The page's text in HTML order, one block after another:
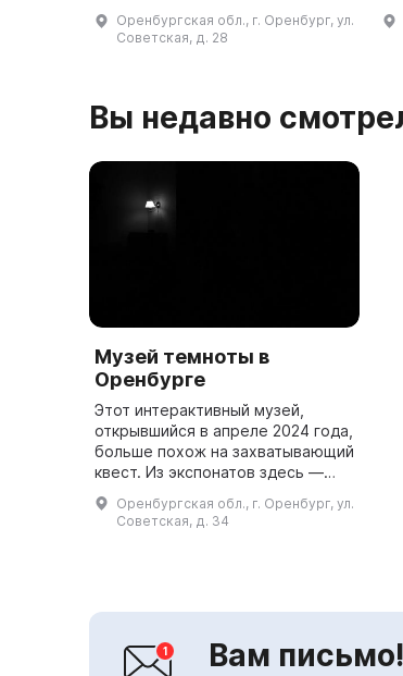
Целью создания музея было
сбор и накопление в одном
Оренбургская обл., г. Оренбург, ул.
Советская, д. 28
Вы недавно
Музей темноты в
Оренбурге
Этот интерактивный музей,
открывшийся в апреле 2024 года,
больше похож на захватывающий
квест. Из экспонатов здесь —
только собственные ощущения,
которые кажутся совсем иными в
кромешной темноте. Посе...
Оренбургская обл., г. Оренбург, ул.
Советская, д. 34
Вам письмо!